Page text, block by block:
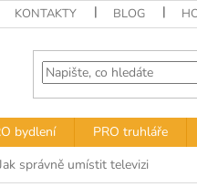
KONTAKTY BLOG
bydlení PRO truhláře
správně umístit televizi